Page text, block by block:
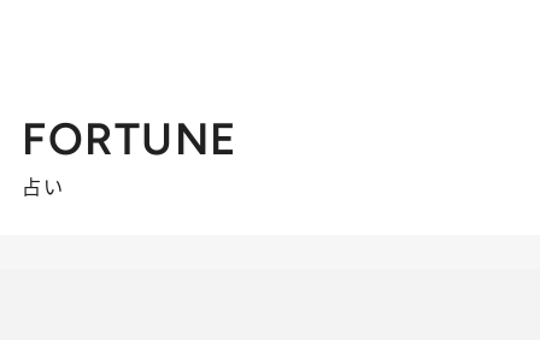
FORTUNE
占い